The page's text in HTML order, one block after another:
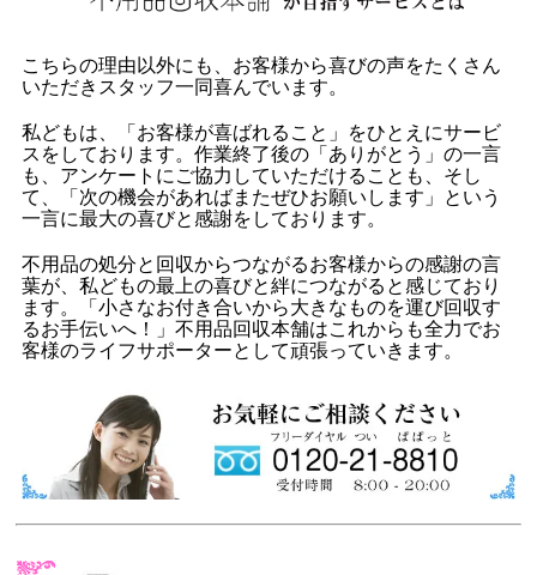
こちらの理由以外にも、お客様から喜びの声をたくさん
いただきスタッフ一同喜んでいます。
私どもは、「お客様が喜ばれること」をひとえにサービ
スをしております。作業終了後の「ありがとう」の一言
も、アンケートにご協力していただけることも、そし
て、「次の機会があればまたぜひお願いします」という
一言に最大の喜びと感謝をしております。
不用品の処分と回収からつながるお客様からの感謝の言
葉が、私どもの最上の喜びと絆につながると感じており
ます。「小さなお付き合いから大きなものを運び回収す
るお手伝いへ！」不用品回収本舗はこれからも全力でお
客様のライフサポーターとして頑張っていきます。